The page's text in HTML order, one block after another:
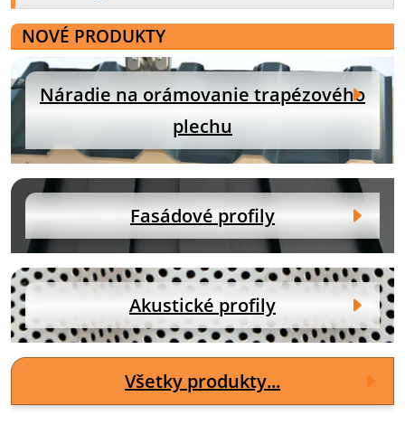
NOVÉ PRODUKTY
Náradie na orámovanie trapézového
plechu
Fasádové profily
Akustické profily
Všetky produkty...